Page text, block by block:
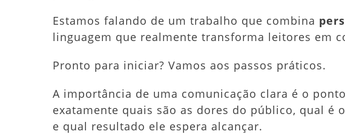
Estamos falando de um trabalho que combina
linguagem que realmente transforma leitores em
Pronto para iniciar? Vamos aos passos práticos.
A importância de uma comunicação clara é o
exatamente quais são as dores do público, qual é
e qual resultado ele espera alcançar.